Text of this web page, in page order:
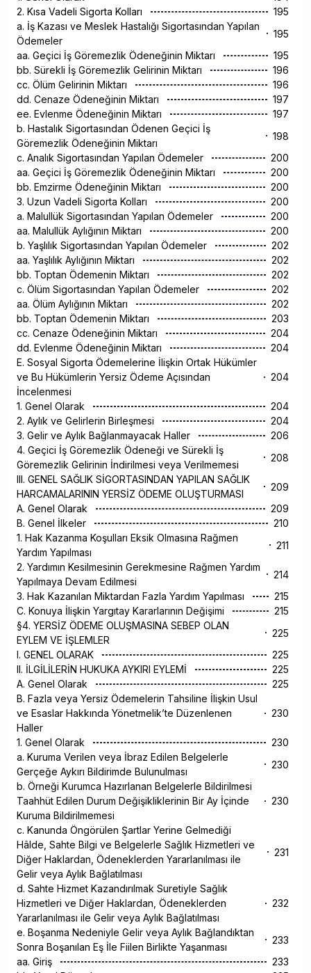
2. Kısa Vadeli Sigorta Kolları
195
a. İş Kazası ve Meslek Hastalığı Sigortasından Yapılan
Ödemeler
195
aa. Geçici İş Göremezlik Ödeneğinin Miktarı
195
bb. Sürekli İş Göremezlik Gelirinin Miktarı
196
cc. Ölüm Gelirinin Miktarı
196
dd. Cenaze Ödeneğinin Miktarı
197
ee. Evlenme Ödeneğinin Miktarı
197
b. Hastalık Sigortasından Ödenen Geçici İş
Göremezlik Ödeneğinin Miktarı
198
c. Analık Sigortasından Yapılan Ödemeler
200
aa. Geçici İş Göremezlik Ödeneğinin Miktarı
200
bb. Emzirme Ödeneğinin Miktarı
200
3. Uzun Vadeli Sigorta Kolları
200
a. Malullük Sigortasından Yapılan Ödemeler
200
aa. Malullük Aylığının Miktarı
200
b. Yaşlılık Sigortasından Yapılan Ödemeler
202
aa. Yaşlılık Aylığının Miktarı
202
bb. Toptan Ödemenin Miktarı
202
c. Ölüm Sigortasından Yapılan Ödemeler
202
aa. Ölüm Aylığının Miktarı
202
bb. Toptan Ödemenin Miktarı
203
cc. Cenaze Ödeneğinin Miktarı
204
dd. Evlenme Ödeneğinin Miktarı
204
E. Sosyal Sigorta Ödemelerine İlişkin Ortak Hükümler
ve Bu Hükümlerin Yersiz Ödeme Açısından
İncelenmesi
204
1. Genel Olarak
204
2. Aylık ve Gelirlerin Birleşmesi
204
3. Gelir ve Aylık Bağlanmayacak Haller
206
4. Geçici İş Göremezlik Ödeneği ve Sürekli İş
Göremezlik Gelirinin İndirilmesi veya Verilmemesi
208
III. GENEL SAĞLIK SİGORTASINDAN YAPILAN SAĞLIK
HARCAMALARININ YERSİZ ÖDEME OLUŞTURMASI
209
A. Genel Olarak
209
B. Genel İlkeler
210
1. Hak Kazanma Koşulları Eksik Olmasına Rağmen
Yardım Yapılması
211
2. Yardımın Kesilmesinin Gerekmesine Rağmen Yardım
Yapılmaya Devam Edilmesi
214
3. Hak Kazanılan Miktardan Fazla Yardım Yapılması
215
C. Konuya İlişkin Yargıtay Kararlarının Değişimi
215
§4. YERSİZ ÖDEME OLUŞMASINA SEBEP OLAN
EYLEM VE İŞLEMLER
225
I. GENEL OLARAK
225
II. İLGİLİLERİN HUKUKA AYKIRI EYLEMİ
225
A. Genel Olarak
225
B. Fazla veya Yersiz Ödemelerin Tahsiline İlişkin Usul
ve Esaslar Hakkında Yönetmelik’te Düzenlenen
Haller
230
1. Genel Olarak
230
a. Kuruma Verilen veya İbraz Edilen Belgelerle
Gerçeğe Aykırı Bildirimde Bulunulması
230
b. Örneği Kurumca Hazırlanan Belgelerle Bildirilmesi
Taahhüt Edilen Durum Değişikliklerinin Bir Ay İçinde
Kuruma Bildirilmemesi
230
c. Kanunda Öngörülen Şartlar Yerine Gelmediği
Hâlde, Sahte Bilgi ve Belgelerle Sağlık Hizmetleri ve
Diğer Haklardan, Ödeneklerden Yararlanılması ile
Gelir veya Aylık Bağlatılması
231
d. Sahte Hizmet Kazandırılmak Suretiyle Sağlık
Hizmetleri ve Diğer Haklardan, Ödeneklerden
Yararlanılması ile Gelir veya Aylık Bağlatılması
232
e. Boşanma Nedeniyle Gelir veya Aylık Bağlandıktan
Sonra Boşanılan Eş İle Fiilen Birlikte Yaşanması
233
aa. Giriş
233